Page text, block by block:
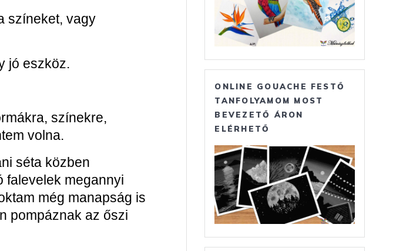
színeket, vagy
jó eszköz.
színekre,
volna.
séta közben
falevelek megannyi
még manapság is
pompáznak az őszi
ONLINE GOUACHE FESTŐ
TANFOLYAMOM MOST
BEVEZETŐ ÁRON
ELÉRHETŐ